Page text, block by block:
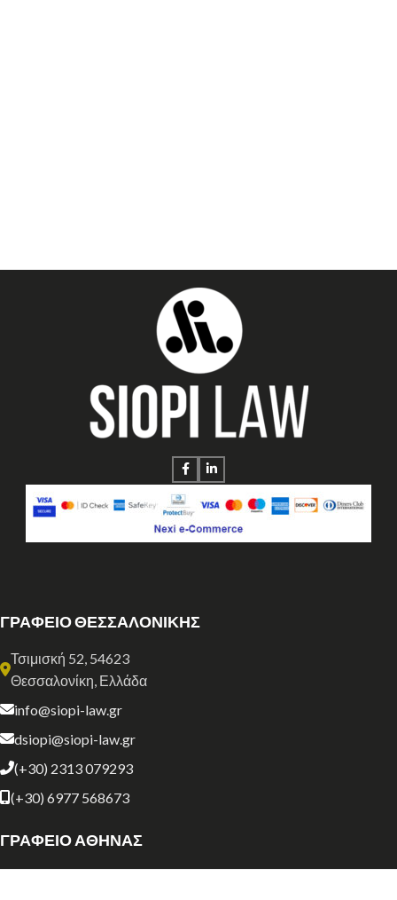
ΓΡΑΦΕΙΟ ΘΕΣΣΑΛΟΝΙΚΗΣ
Τσιμισκή 52, 54623
Θεσσαλονίκη, Ελλάδα
info@siopi-law.gr
dsiopi@siopi-law.gr
(+30) 2313 079293
(+30) 6977 568673
ΓΡΑΦΕΙΟ ΑΘΗΝΑΣ